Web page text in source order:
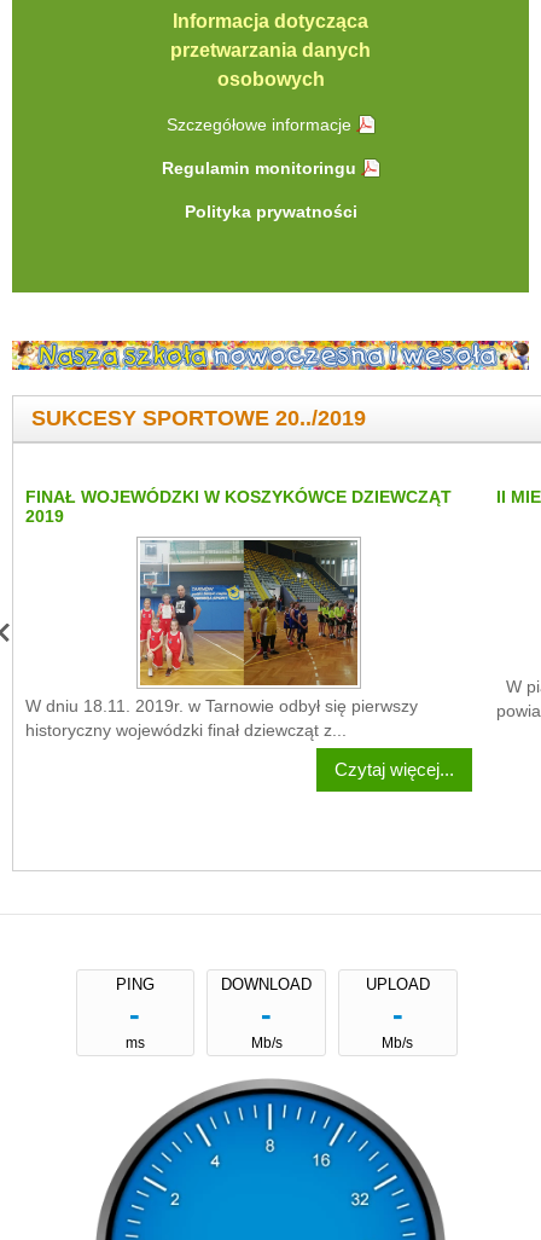
Informacja dotycząca
przetwarzania danych
osobowych
Szczegółowe informacje
Regulamin monitoringu
Polityka prywatności
SUKCESY SPORTOWE 20../2019
FINAŁ WOJEWÓDZKI W KOSZYKÓWCE DZIEWCZĄT
2019
W dniu 18.11. 2019r. w Tarnowie odbył się pierwszy
historyczny wojewódzki finał dziewcząt z...
Czytaj więcej...
II
W